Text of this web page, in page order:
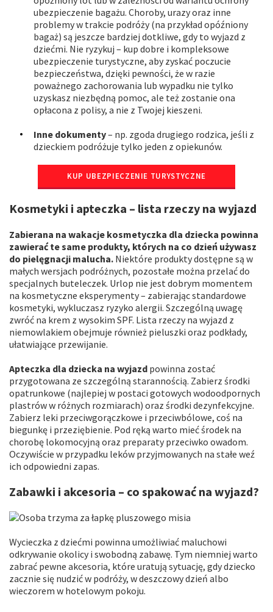
ubezpieczenie bagażu. Choroby, urazy oraz inne
problemy w trakcie podróży (na przykład opóźniony
bagaż) są jeszcze bardziej dotkliwe, gdy to wyjazd z
dziećmi. Nie ryzykuj – kup dobre i kompleksowe
ubezpieczenie turystyczne, aby zyskać poczucie
bezpieczeństwa, dzięki pewności, że w razie
poważnego zachorowania lub wypadku nie tylko
uzyskasz niezbędną pomoc, ale też zostanie ona
opłacona z polisy, a nie z Twojej kieszeni.
Inne dokumenty– np. zgoda drugiego rodzica, jeśli z
dzieckiem podróżuje tylko jeden z opiekunów.
KUP UBEZPIECZENIE TURYSTYCZNE
Kosmetyki i apteczka – lista rzeczy na wyjazd
Zabierana na wakacje kosmetyczka dla dziecka powinna
zawierać te same produkty, których na co dzień używasz
do pielęgnacji malucha. Niektóre produkty dostępne są w
małych wersjach podróżnych, pozostałe można przelać do
specjalnych buteleczek. Urlop nie jest dobrym momentem
na kosmetyczne eksperymenty – zabierając standardowe
kosmetyki, wykluczasz ryzyko alergii. Szczególną uwagę
zwróć na krem z wysokim SPF. Lista rzeczy na wyjazd z
niemowlakiem obejmuje również pieluszki oraz podkłady,
ułatwiające przewijanie.
Apteczka dla dziecka na wyjazd powinna zostać
przygotowana ze szczególną starannością. Zabierz środki
opatrunkowe (najlepiej w postaci gotowych wodoodpornych
plastrów w różnych rozmiarach) oraz środki dezynfekcyjne.
Zabierz leki przeciwgorączkowe i przeciwbólowe, coś na
biegunkę i przeziębienie. Pod ręką warto mieć środek na
chorobę lokomocyjną oraz preparaty przeciwko owadom.
Oczywiście w przypadku leków przyjmowanych na stałe weź
ich odpowiedni zapas.
Zabawki i akcesoria – co spakować na wyjazd?
Wycieczka z dziećmi powinna umożliwiać maluchowi
odkrywanie okolicy i swobodną zabawę. Tym niemniej warto
zabrać pewne akcesoria, które uratują sytuację, gdy dziecko
zacznie się nudzić w podróży, w deszczowy dzień albo
wieczorem w hotelowym pokoju.